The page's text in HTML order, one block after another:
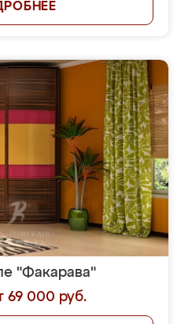
"Факарава"
69 000 руб.